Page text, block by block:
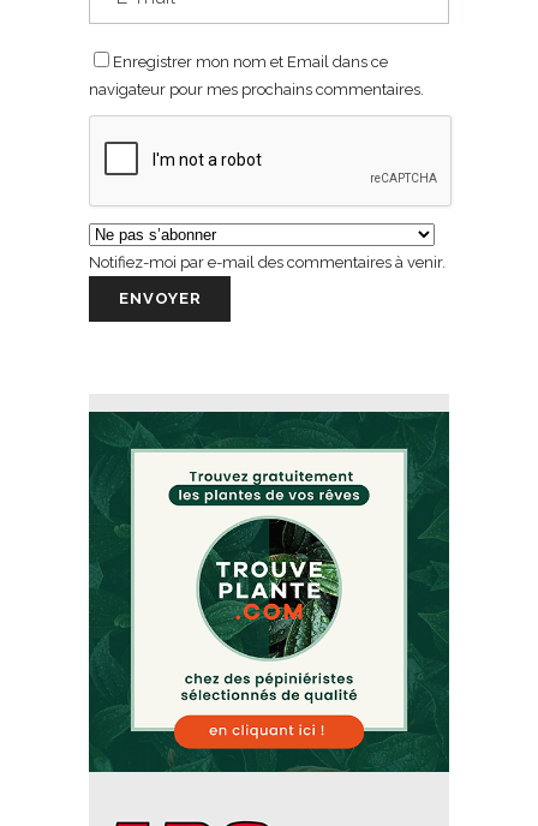
Enregistrer mon nom et Email dans ce
navigateur pour mes prochains commentaires.
Notifiez-moi par e-mail des commentaires à venir.